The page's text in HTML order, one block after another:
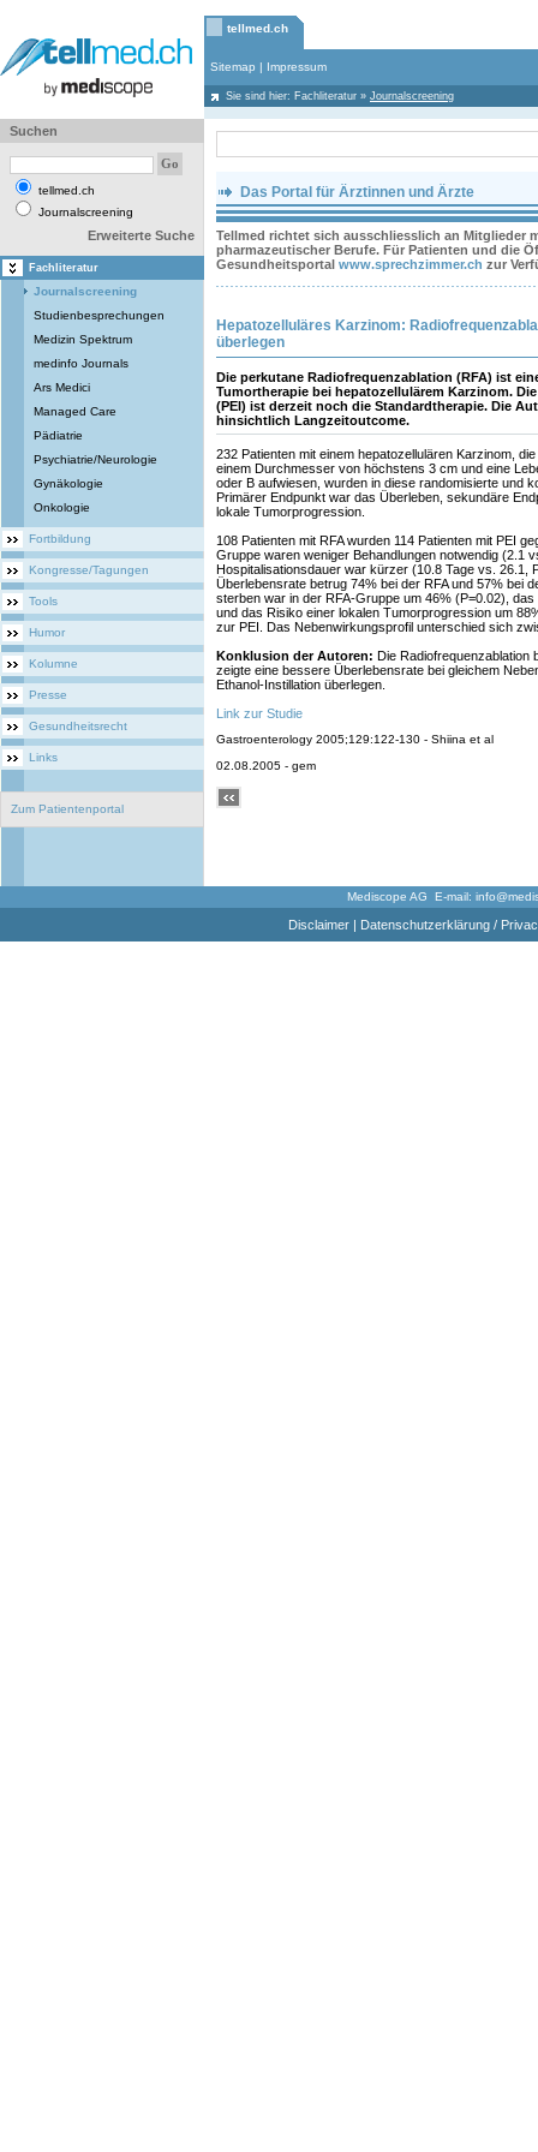
tellmed.ch
Sitemap | Impressum
Sie sind hier: Fachliteratur » Journalscreening
Suchen
tellmed.ch
Journalscreening
Erweiterte Suche
Fachliteratur
Journalscreening
Studienbesprechungen
Medizin Spektrum
medinfo Journals
Ars Medici
Managed Care
Pädiatrie
Psychiatrie/Neurologie
Gynäkologie
Onkologie
Fortbildung
Kongresse/Tagungen
Tools
Humor
Kolumne
Presse
Gesundheitsrecht
Links
Zum Patientenportal
Das Portal für Ärztinnen und Ärzte
Tellmed richtet sich ausschliesslich an Mitglieder
pharmazeutischer Berufe. Für Patienten und die
Gesundheitsportal www.sprechzimmer.ch zur
Hepatozelluläres Karzinom:
überlegen
Die perkutane Radiofrequenzablation (RFA) ist
Tumortherapie bei hepatozellulärem Karzinom.
(PEI) ist derzeit noch die Standardtherapie. Die
hinsichtlich Langzeitoutcome.
232 Patienten mit einem hepatozellulären Karzinom,
einem Durchmesser von höchstens 3 cm und eine
oder B aufwiesen, wurden in diese randomisierte und
Primärer Endpunkt war das Überleben, sekundäre
lokale Tumorprogression.
108 Patienten mit RFA wurden 114 Patienten mit PEI
Gruppe waren weniger Behandlungen notwendig (2.1
Hospitalisationsdauer war kürzer (10.8 Tage vs. 26.1,
Überlebensrate betrug 74% bei der RFA und 57% bei
sterben war in der RFA-Gruppe um 46% (P=0.02),
und das Risiko einer lokalen Tumorprogression um
zur PEI. Das Nebenwirkungsprofil unterschied sich
Konklusion der Autoren: Die Radiofrequenzablation
zeigte eine bessere Überlebensrate bei gleichem
Ethanol-Instillation überlegen.
Link zur Studie
Gastroenterology 2005;129:122-130 - Shiina et al
02.08.2005 - gem
Mediscope AG E-mail:
Disclaimer| Datenschutzerklärung /